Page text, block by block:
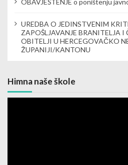
OBAVJEŠTENJE o poništenju
UREDBA O JEDINSTVENIM
ZAPOŠLJAVANJE BRANITELJA
OBITELJI U HERCEGOVAČKO
ŽUPANIJI/KANTONU
Himna naše škole